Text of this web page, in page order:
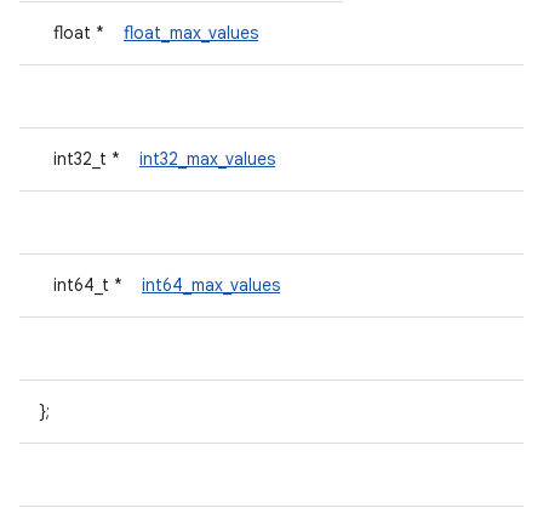
float * float_max_values
int32_t * int32_max_values
int64_t * int64_max_values
};